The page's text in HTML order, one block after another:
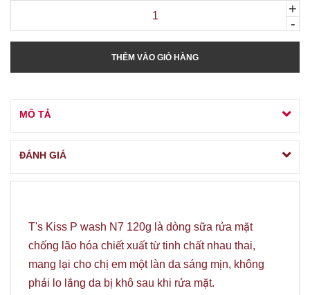
-
+
THÊM VÀO GIỎ HÀNG
MÔ TẢ
ĐÁNH GIÁ
T's Kiss P wash N7 120g là dòng sữa rửa mặt
chống lão hóa chiết xuất từ tinh chất nhau thai,
mang lại cho chị em một làn da sáng mịn, không
phải lo lắng da bị khô sau khi rửa mặt.